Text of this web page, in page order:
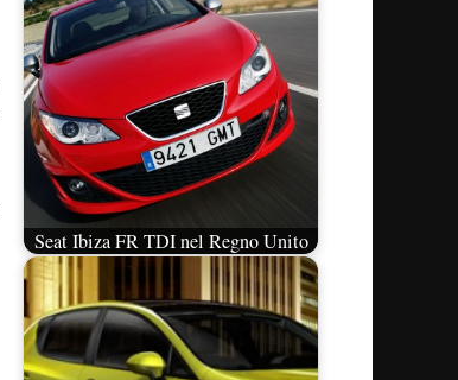
Seat Ibiza FR TDI nel Regno Unito